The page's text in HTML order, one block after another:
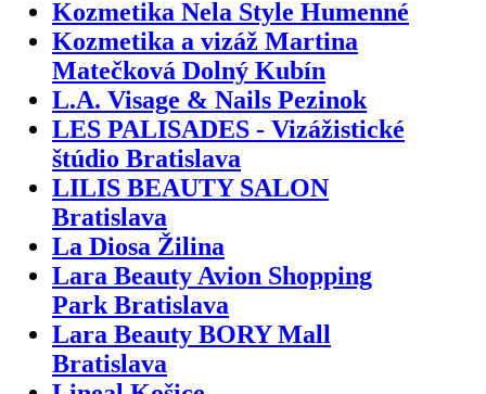
Kozmetika Nela Style Humenné
Kozmetika a vizáž Martina
Matečková Dolný Kubín
L.A. Visage & Nails Pezinok
LES PALISADES - Vizážistické
štúdio Bratislava
LILIS BEAUTY SALON
Bratislava
La Diosa Žilina
Lara Beauty Avion Shopping
Park Bratislava
Lara Beauty BORY Mall
Bratislava